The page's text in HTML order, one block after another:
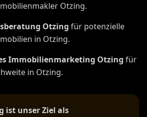
Otzing.
Otzing für potenzielle
in Otzing.
Immobilienmarketing Otzing für
in Otzing.
ist unser Ziel als